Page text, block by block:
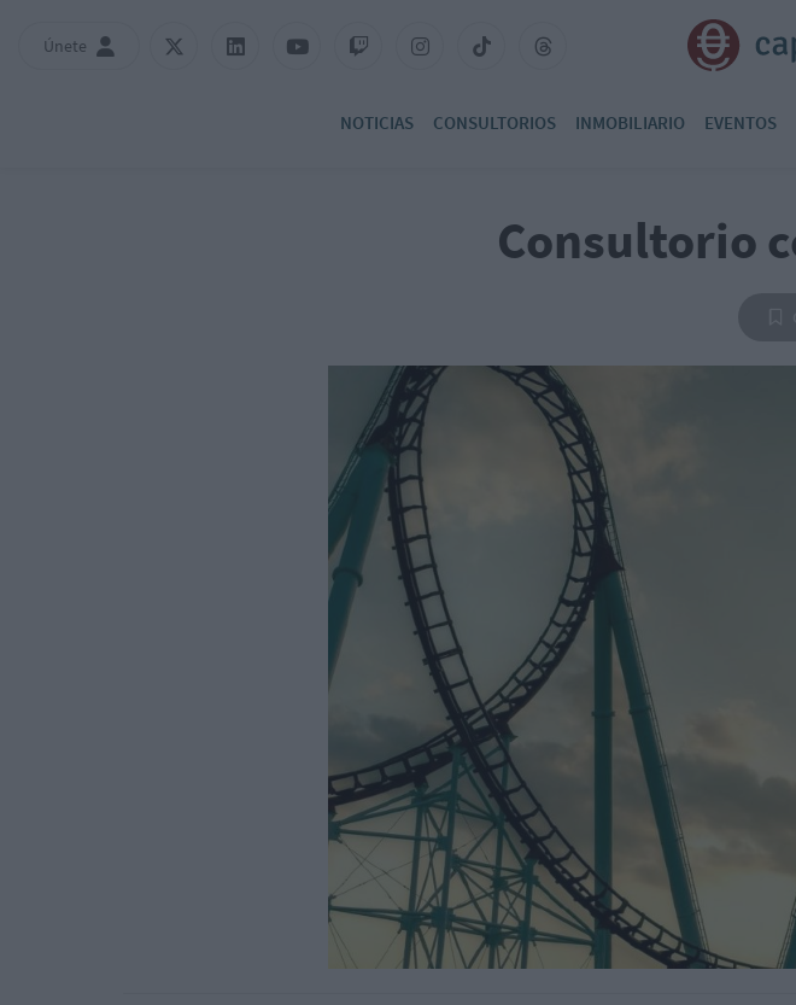
Únete
NOTICIAS CONSULTORIOS INMOBILIARIO EVENTOS
Consultorio